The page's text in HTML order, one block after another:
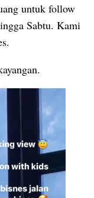
untuk follow
Sabtu. Kami